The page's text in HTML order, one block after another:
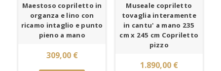
Maestoso copriletto in
organza e lino con
ricamo intaglio e punto
pieno a mano
309,00 €
Museale copriletto
tovaglia interamente
in cantu' a mano 235
cm x 245 cm Copriletto
pizzo
1.890,00 €